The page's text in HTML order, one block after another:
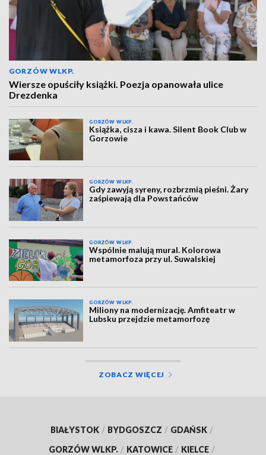
GORZÓW WLKP.
Wiersze opuściły książki. Poezja opanowała ulice
Drezdenka
GORZÓW WLKP.
Książka, cisza i kawa. Silent Book Club w
Gorzowie
GORZÓW WLKP.
Gdy zawyją syreny, rozbrzmią pieśni. Żary
zaśpiewają dla Powstańców
GORZÓW WLKP.
Wspólnie malują mural. Kolorowa
metamorfoza przy ul. Suwalskiej
GORZÓW WLKP.
Miliony na modernizację. Amfiteatr w
Lubsku przejdzie metamorfozę
ZOBACZ WIĘCEJ
BIAŁYSTOK / BYDGOSZCZ / GDAŃSK /
GORZÓW WLKP. / KATOWICE / KIELCE /